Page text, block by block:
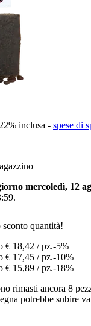
inclusa - spese di
mercoledì, 12
.
quantità!
€ 18,42 / pz.-5%
€ 17,45 / pz.-10%
€ 15,89 / pz.-18%
rimasti ancora 8
potrebbe subire